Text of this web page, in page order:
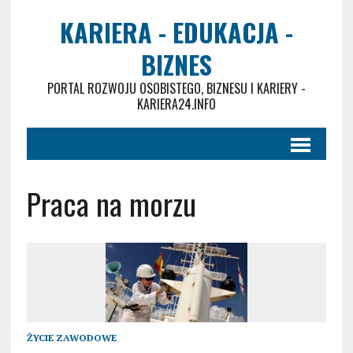
KARIERA - EDUKACJA -
BIZNES
PORTAL ROZWOJU OSOBISTEGO, BIZNESU I KARIERY -
KARIERA24.INFO
Praca na morzu
ŻYCIE ZAWODOWE